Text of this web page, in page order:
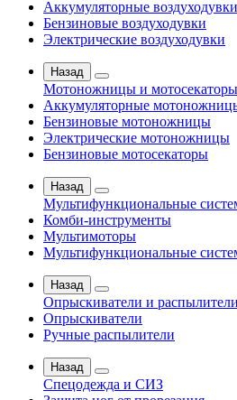
Аккумуляторные воздуходувки
Бензиновые воздуходувки
Электрические воздуходувки
Назад
Мотоножницы и мотосекаторы
Аккумуляторные
Бензиновые мотоножницы
Электрические мотоножницы
Бензиновые мотосекаторы
Назад
Мультифункциональные
Комби-инструменты
Мультимоторы
Мультифункциональные
Назад
Опрыскиватели и распылители
Опрыскиватели
Ручные распылители
Назад
Спецодежда и СИЗ